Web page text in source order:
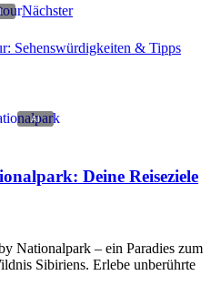
Nächster
Sehenswürdigkeiten & Tipps
Deine Reiseziele
Nationalpark – ein Paradies zum
Sibiriens. Erlebe unberührte